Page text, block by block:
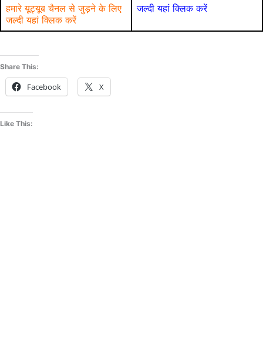
हमारे यूट्यूब चैनल से जुड़ने के लिए
जल्दी यहां क्लिक करें
जल्दी यहां क्लिक करें
Share This:
Facebook X
Like This: